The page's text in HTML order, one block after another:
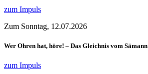
zum Impuls
Zum Sonntag, 12.07.2026
Wer Ohren hat, höre! – Das Gleichnis vom
zum Impuls